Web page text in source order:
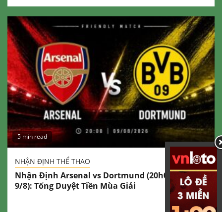
5 min read
NHẬN ĐỊNH THỂ THAO
Nhận Định Arsenal vs Dortmund (20h00 Ngày
9/8): Tổng Duyệt Tiền Mùa Giải